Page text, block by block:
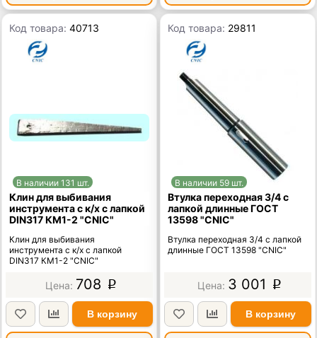
Код товара:40713
В наличии 131 шт.
Клин для выбивания
инструмента с к/х с лапкой
DIN317 КМ1-2 "CNIC"
Клин для выбивания
инструмента с к/х с лапкой
DIN317 КМ1-2 "CNIC"
708 p
В корзину
Код товара: 29811
В наличии 59 шт.
Втулка переходная 3/4 с
лапкой длинные ГОСТ
13598 "CNIC"
Втулка переходная 3/4 с лапкой
длинные ГОСТ 13598 "CNIC"
3 001 p
В корзину